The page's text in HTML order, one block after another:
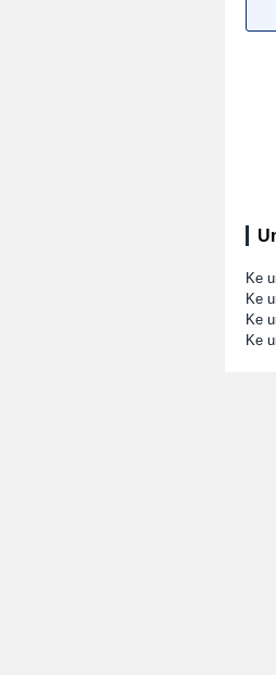
Ke
Ke
Ke
Ke